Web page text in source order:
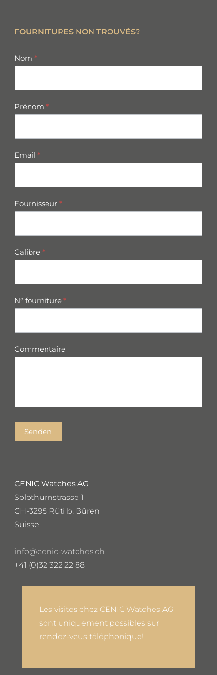
FOURNITURES NON TROUVÉS?
missing
Nom *
Prénom *
Email *
Fournisseur *
Calibre *
N° fourniture *
Commentaire
Senden
CENIC Watches AG
Solothurnstrasse 1
CH-3295 Rüti b. Büren
Suisse
info@cenic-watches.ch
+41 (0)32 322 22 88
Les visites chez CENIC Watches AG
sont uniquement possibles sur
rendez-vous téléphonique!